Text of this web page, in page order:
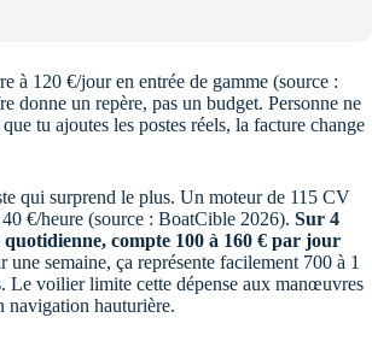
à 120 €/jour en entrée de gamme (source :
donne un repère, pas un budget. Personne ne
tu ajoutes les postes réels, la facture change
qui surprend le plus. Un moteur de 115 CV
€/heure (source : BoatCible 2026). Sur 4
compte 100 à 160 € par jour
une semaine, ça représente facilement 700 à 1
Le voilier limite cette dépense aux manœuvres
hauturière.